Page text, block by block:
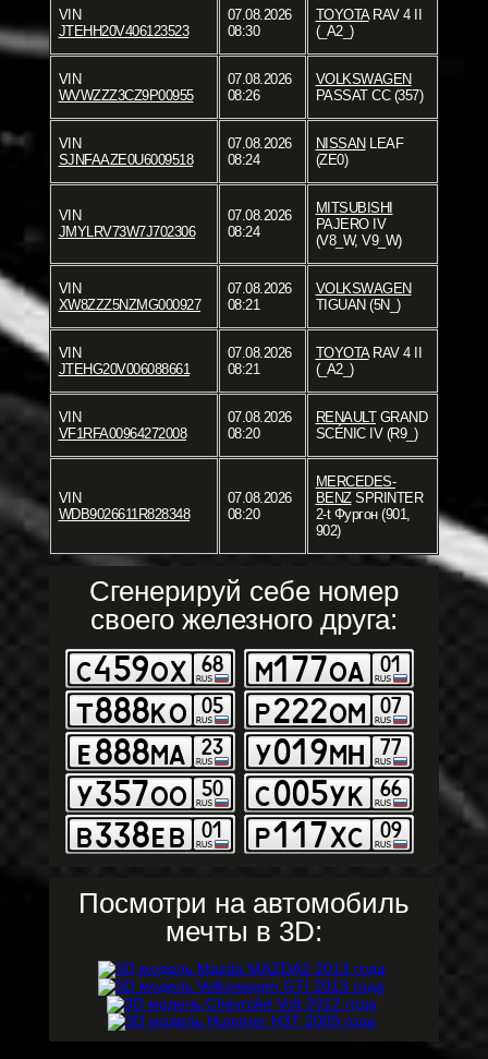
VIN
JTEHH20V406123523
07.08.2026
08:30
TOYOTARAV 4 II
(_A2_)
VIN
WVWZZZ3CZ9P00955
07.08.2026
08:26
VOLKSWAGEN
PASSAT CC (357)
VIN
SJNFAAZE0U6009518
07.08.2026
08:24
NISSAN LEAF
(ZE0)
VIN
JMYLRV73W7J702306
07.08.2026
08:24
MITSUBISHI
PAJERO IV
(V8_W, V9_W)
VIN
XW8ZZZ5NZMG000927
07.08.2026
08:21
VOLKSWAGEN
TIGUAN (5N_)
VIN
JTEHG20V006088661
07.08.2026
08:21
TOYOTARAV 4 II
(_A2_)
VIN
VF1RFA00964272008
07.08.2026
08:20
RENAULTGRAND
SCÉNIC IV (R9_)
VIN
WDB9026611R828348
07.08.2026
08:20
MERCEDES-
BENZSPRINTER
2-t Фургон (901,
902)
Сгенерируй себе номер
своего железного друга:
Посмотри на автомобиль
мечты в 3D: